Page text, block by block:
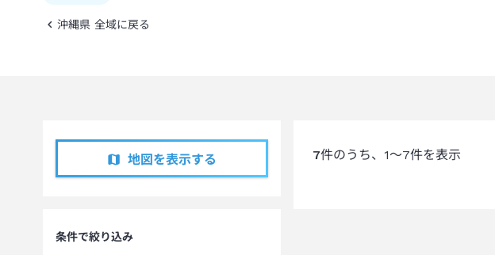
沖縄県 全域に戻る
地図を表示する
条件で絞り込み
7件のうち、 1～7件を表示